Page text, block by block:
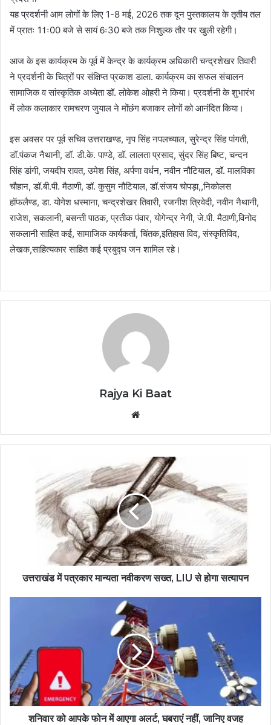
यह प्रदर्शनी आम लोगों के लिए 1-8 मई, 2026 तक दून पुस्तकालय के तृतीय तल
में प्रातः 11ः00 बजे से सायं 6ः30 बजे तक निशुल्क तौर पर खुली रहेगी।
आज के इस कार्यक्रम के पूर्व में केन्द्र के कार्यक्रम अधिकारी चन्द्रशेखर तिवारी
ने प्रदर्शनी के चित्रों पर संक्षिप्त प्रकाश डाला. कार्यक्रम का सफल संचालन
सामाजिक व सांस्कृतिक अध्येता डॉ. लोकेश ओहरी ने किया। प्रदर्शनी के शुभारंभ
में लोक कलाकार रामचरण जुयाल ने मोंछंग बजाकर लोगों को आनंदित किया।
इस अवसर पर पूर्व सचिव उत्तराखण्ड, नृप सिंह नपलच्याल, सुरेन्द्र सिंह पांगती,
डॉ.पंकज नैथानी, डॉ. डी.के. पाण्डे, डॉ. लालता प्रसाद, सुंदर सिंह बिष्ट, चन्दन
सिंह डांगी, जयदीप रावत, उमेश सिंह, अर्पणा वर्धन, नवीन नौटियाल, डॉ. मालविका
चौहान, डॉ.बी.पी. मैठाणी, डॉ. कुसुम नौटियाल, डॉ.संजय चोपड़ा,,निकोलस
हॉफलैण्ड, डा. योगेश धस्माना, चन्द्रशेखर तिवारी, रजनीश त्रिवेदी, नवीन नैथानी,
राजेश, सकलानी, बसन्ती पाठक, प्रतीक पंवार, योगेन्द्र नेगी, जे.पी. मैठाणी,विनोद
सकलानी साहित कई, सामाजिक कार्यकर्ता, चिंतक,इतिहास विद, संस्कृतिविद,
लेखक,साहित्यकार साहित कई प्रबुद्घ जन शामिल रहे।
Rajya Ki Baat
उत्तराखंड में पत्रकार मान्यता नवीकरण सख्त, LIU से होगा सत्यापन
शनिवार को आपके फोन में आएगा अलर्ट, घबराएं नहीं, जानिए वजह